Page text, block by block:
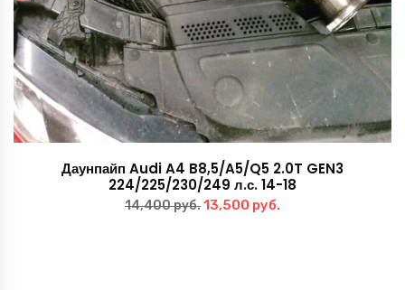
Даунпайп Audi A4 B8,5/A5/Q5 2.0T GEN3
224/225/230/249 л.с. 14-18
14,400руб.Первоначальная
13,500 руб.